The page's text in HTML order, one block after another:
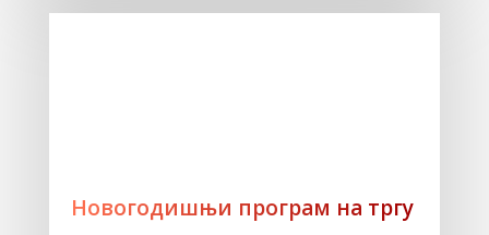
Новогодишњи програм на тргу